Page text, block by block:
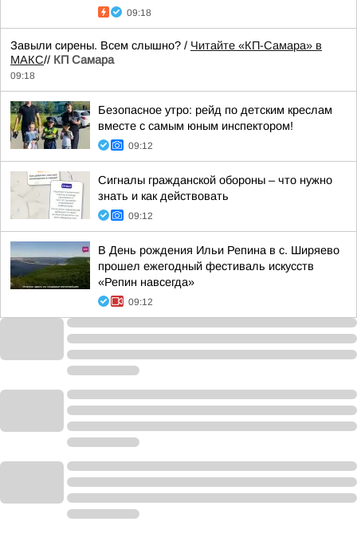
09:18
Завыли сирены. Всем слышно? / Читайте «КП-Самара» в
МАКС// КП Самара
09:18
Безопасное утро: рейд по детским креслам
вместе с самым юным инспектором!
09:12
Сигналы гражданской обороны – что нужно
знать и как действовать
09:12
В День рождения Ильи Репина в с. Ширяево
прошел ежегодный фестиваль искусств
«Репин навсегда»
09:12